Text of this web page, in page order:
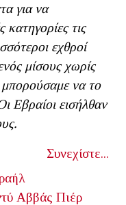
για να
κατηγορίες τις
εχθροί
μίσους χωρίς
μπορούσαμε να το
Εβραίοι εισήλθαν
Συνεχίστε...
Αββάς Πιέρ